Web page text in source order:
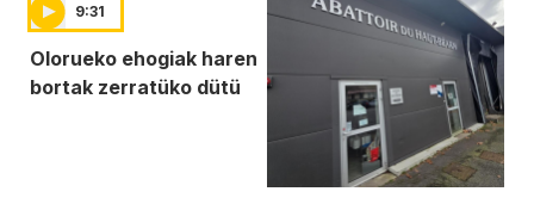
9:31
Olorueko ehogiak haren
bortak zerratüko dütü